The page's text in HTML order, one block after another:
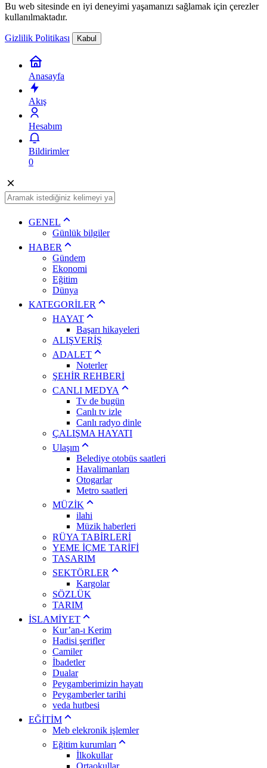
Bu web sitesinde en iyi deneyimi yaşamanızı sağlamak için çerezler
kullanılmaktadır.
Gizlilik Politikası Kabul
Anasayfa
Akış
Hesabım
Bildirimler
0
GENEL
Günlük bilgiler
HABER
Gündem
Ekonomi
Eğitim
Dünya
KATEGORİLER
HAYAT
Başarı hikayeleri
ALIŞVERİŞ
ADALET
Noterler
ŞEHİR REHBERİ
CANLI MEDYA
Tv de bugün
Canlı tv izle
Canlı radyo dinle
ÇALIŞMA HAYATI
Ulaşım
Belediye otobüs saatleri
Havalimanları
Otogarlar
Metro saatleri
MÜZİK
ilahi
Müzik haberleri
RÜYA TABİRLERİ
YEME İÇME TARİFİ
TASARIM
SEKTÖRLER
Kargolar
SÖZLÜK
TARIM
İSLAMİYET
Kur’an-ı Kerim
Hadisi şerifler
Camiler
İbadetler
Dualar
Peygamberimizin hayatı
Peygamberler tarihi
veda hutbesi
EĞİTİM
Meb elekronik işlemler
Eğitim kurumları
İlkokullar
Ortaokullar